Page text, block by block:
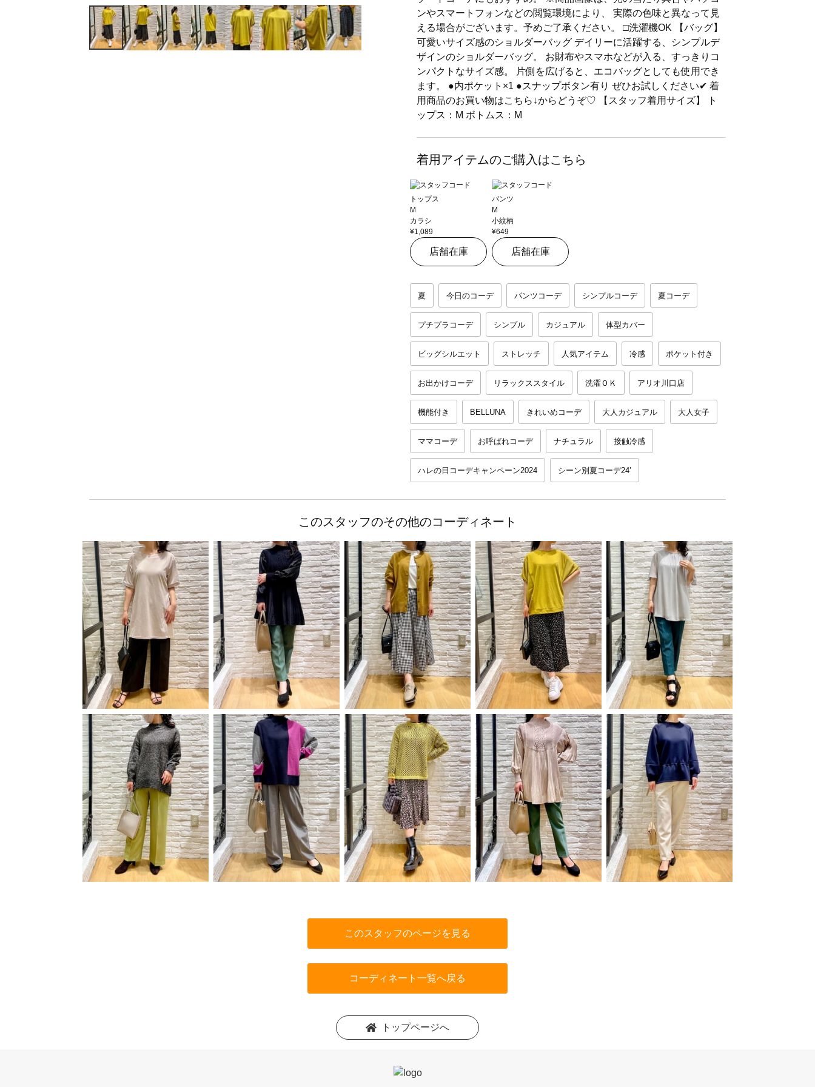
ンやスマートフォンなどの閲覧環境により、 実際の色味と異なって見
える場合がございます。予めご了承ください。 □洗濯機OK 【バッグ】
可愛いサイズ感のショルダーバッグ デイリーに活躍する、シンプルデ
ザインのショルダーバッグ。 お財布やスマホなどが入る、すっきりコ
ンパクトなサイズ感。 片側を広げると、エコバッグとしても使用でき
ます。 ●内ポケット×1 ●スナップボタン有り ぜひお試しください✔ 着
用商品のお買い物はこちら↓からどうぞ♡ 【スタッフ着用サイズ】 ト
ップス：M ボトムス：M
着用アイテムのご購入はこちら
トップス
M
カラシ
¥1,089
店舗在庫
パンツ
M
小紋柄
¥649
店舗在庫
夏 今日のコーデ パンツコーデ シンプルコーデ 夏コーデ
プチプラコーデ シンプル カジュアル 体型カバー
ビッグシルエット ストレッチ 人気アイテム 冷感 ポケット付き
お出かけコーデ リラックススタイル 洗濯ＯＫ アリオ川口店
機能付き BELLUNA きれいめコーデ 大人カジュアル 大人女子
ママコーデ お呼ばれコーデ ナチュラル 接触冷感
ハレの日コーデキャンペーン2024 シーン別夏コーデ24’
このスタッフのその他のコーディネート
このスタッフのページを見る
コーディネート一覧へ戻る
トップページへ